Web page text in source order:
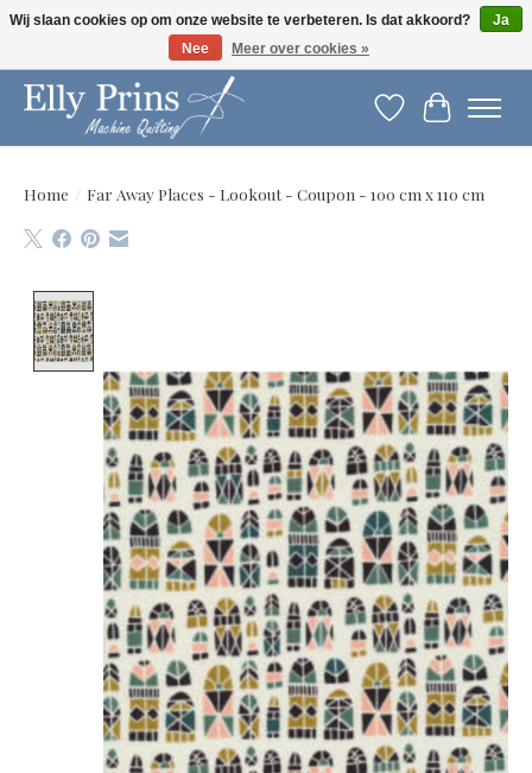
Let op: gewijzigde openingstijden!
Verlanglijst
Home / Far Away Places - Lookout - Coupon - 100 cm x 110 cm
Wij slaan cookies op om onze website te verbeteren. Is dat akkoord?
Ja
Nee
Meer over cookies »